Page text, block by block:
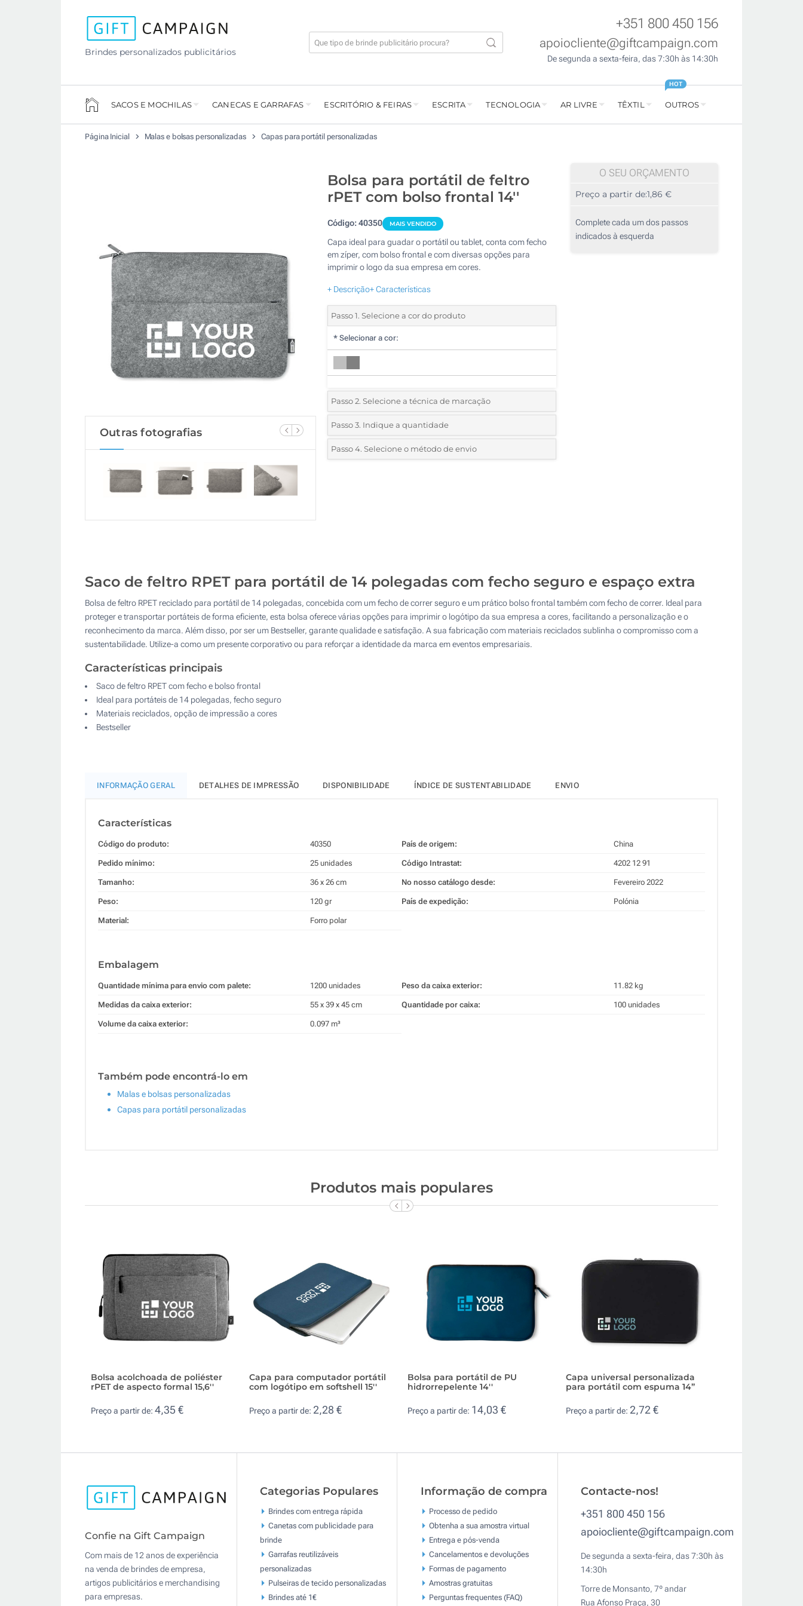
Brindes personalizados publicitários
+351 800 450 156
apoiocliente@giftcampaign.com
De segunda a sexta-feira, das 7:30h às 14:30h
SACOS E MOCHILAS CANECAS E GARRAFAS ESCRITÓRIO & FEIRAS ESCRITA TECNOLOGIA AR LIVRE TÊXTIL OUTROS
HOT
Página Inicial Malas e bolsas personalizadas Capas para portátil personalizadas
Outras fotografias
Bolsa para portátil de feltro
rPET com bolso frontal 14''
Código:40350 MAIS VENDIDO
Capa ideal para guadar o portátil ou tablet, conta com fecho
em zíper, com bolso frontal e com diversas opções para
imprimir o logo da sua empresa em cores.
+ Descrição+ Características
Passo 1. Selecione a cor do produto
* Selecionar a cor:
Passo 2. Selecione a técnica de marcação
*Selecione o tipo de marcação e as cores do logotipo:
1 Cor (No bolso)
Sem impressão
Passo 3. Indique a quantidade
*Quantidade mínima:25
Outra : Atualizar
Passo 4. Selecione o método de envio
O SEU ORÇAMENTO
Preço a partir de:1,86 €
Complete cada um dos passos
indicados à esquerda
Saco de feltro RPET para portátil de 14 polegadas com fecho seguro e espaço extra
Bolsa de feltro RPET reciclado para portátil de 14 polegadas, concebida com um fecho de correr seguro e um prático bolso frontal também com fecho de correr. Ideal para
proteger e transportar portáteis de forma eficiente, esta bolsa oferece várias opções para imprimir o logótipo da sua empresa a cores, facilitando a personalização e o
reconhecimento da marca. Além disso, por ser um Bestseller, garante qualidade e satisfação. A sua fabricação com materiais reciclados sublinha o compromisso com a
sustentabilidade. Utilize-a como um presente corporativo ou para reforçar a identidade da marca em eventos empresariais.
Características principais
Saco de feltro RPET com fecho e bolso frontal
Ideal para portáteis de 14 polegadas, fecho seguro
Materiais reciclados, opção de impressão a cores
Bestseller
INFORMAÇÃO GERAL DETALHES DE IMPRESSÃO DISPONIBILIDADE ÍNDICE DE SUSTENTABILIDADE ENVIO
Características
Código do produto: 40350
Pedido mínimo: 25 unidades
Tamanho: 36 x 26 cm
Peso: 120 gr
Material: Forro polar
País de origem: China
Código Intrastat: 4202 12 91
No nosso catálogo desde: Fevereiro 2022
País de expedição: Polónia
Embalagem
Quantidade mínima para envio com palete: 1200 unidades
Medidas da caixa exterior: 55 x 39 x 45 cm
Volume da caixa exterior: 0.097 m³
Peso da caixa exterior: 11.82 kg
Quantidade por caixa: 100 unidades
Também pode encontrá-lo em
Malas e bolsas personalizadas
Capas para portátil personalizadas
Produtos mais populares
Bolsa acolchoada de poliéster
rPET de aspecto formal 15,6''
Preço a partir de: 4,35 €
Capa para computador portátil
com logótipo em softshell 15''
Preço a partir de: 2,28 €
Bolsa para portátil de PU
hidrorrepelente 14''
Preço a partir de: 14,03 €
Capa universal personalizada
para portátil com espuma 14”
Preço a partir de: 2,72 €
Confie na Gift Campaign
Com mais de 12 anos de experiência
na venda de brindes de empresa,
artigos publicitários e merchandising
para empresas.
Categorias Populares
Brindes com entrega rápida
Canetas com publicidade para
brinde
Garrafas reutilizáveis
personalizadas
Pulseiras de tecido personalizadas
Brindes até 1€
Informação de compra
Processo de pedido
Obtenha a sua amostra virtual
Entrega e pós-venda
Cancelamentos e devoluções
Formas de pagamento
Amostras gratuitas
Perguntas frequentes (FAQ)
Contacte-nos!
+351 800 450 156
apoiocliente@giftcampaign.com
De segunda a sexta-feira, das 7:30h às
14:30h
Torre de Monsanto, 7º andar
Rua Afonso Praça, 30